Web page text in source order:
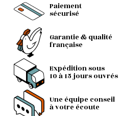
Paiement
sécurisé
Garantie & qualité
française
Expédition sous
10 à 15 jours ouvrés
Une équipe conseil
à votre écoute